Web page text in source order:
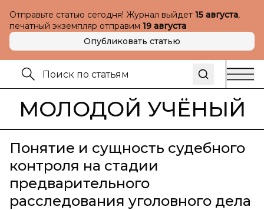
Отправьте статью сегодня! Журнал выйдет 15 августа,
печатный экземпляр отправим 19 августа
Опубликовать статью
МОЛОДОЙ УЧЁНЫЙ
Понятие и сущность судебного
контроля на стадии
предварительного
расследования уголовного дела